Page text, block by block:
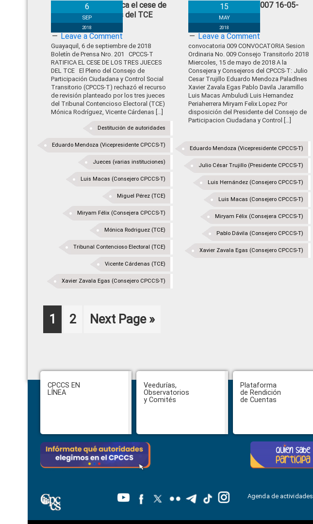
CPCCS-T ratifica el cese de
los tres Jueces del TCE
6
SEP
2018
Leave a Comment
Guayaquil, 6 de septiembre de 2018
Boletín de Prensa Nro. 201 CPCCS-T
RATIFICA EL CESE DE LOS TRES JUECES
DEL TCE El Pleno del Consejo de
Participación Ciudadana y Control Social
Transitorio (CPCCS-T) rechazó el recurso
de revisión planteado por los tres jueces
del Tribunal Contencioso Electoral (TCE)
Mónica Rodríguez, Vicente Cárdenas [...]
Destitución de autoridades
Eduardo Mendoza (Vicepresidente CPCCS-T)
Jueces (varias instituciones)
Luis Macas (Consejero CPCCS-T)
Miguel Pérez (TCE)
Miryam Félix (Consejera CPCCS-T)
Mónica Rodriguez (TCE)
Tribunal Contencioso Electoral (TCE)
Vicente Cárdenas (TCE)
Xavier Zavala Egas (Consejero CPCCS-T)
Convocatoria #007 16-05-
2018 10:00
15
MAY
2018
Leave a Comment
convocatoria 009 CONVOCATORIA Sesion
Ordinaria No. 009 Consejo Transitorlo 2018
Miercoles, 15 de mayo de 2018 A la
Consejera y Consejeros del CPCCS-T: Julio
Cesar Trujillo Eduardo Mendoza Paladlnes
Xavier Zavala Egas Pablo Davila Jaramillo
Luis Macas Ambuludi Luis Hernandez
Periaherrera Miryam Felix Lopez Por
disposición del Presidente del Consejo de
Participacion Ciudadana y Control […]
Eduardo Mendoza (Vicepresidente CPCCS-T)
Julio César Trujillo (Presidente CPCCS-T)
Luis Hernández (Consejero CPCCS-T)
Luis Macas (Consejero CPCCS-T)
Miryam Félix (Consejera CPCCS-T)
Pablo Dávila (Consejero CPCCS-T)
Xavier Zavala Egas (Consejero CPCCS-T)
Page
1 Page
2
Go
Next Page »
Footer
CPCCS EN
LÍNEA
Veedurías,
Observatorios
y Comités
Plataforma
de Rendición
de Cuentas
Agenda de actividades